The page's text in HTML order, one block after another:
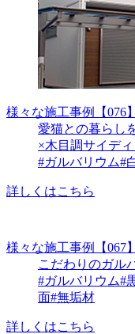
様々な施工事例
【076
愛猫との暮らし
×木目調サイデ
#ガルバリウム#
詳しくはこちら
様々な施工事例
【067
こだわりのガル
#ガルバリウム#
面#無垢材
詳しくはこちら